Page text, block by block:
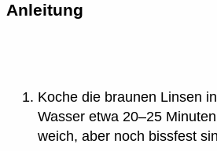
Anleitung
Koche die braunen Linsen
Wasser etwa 20–25
weich, aber noch bissfest